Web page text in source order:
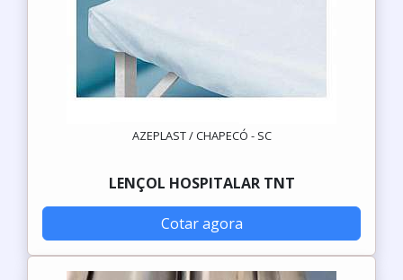
AZEPLAST / CHAPECÓ - SC
LENÇOL HOSPITALAR TNT
Cotar agora